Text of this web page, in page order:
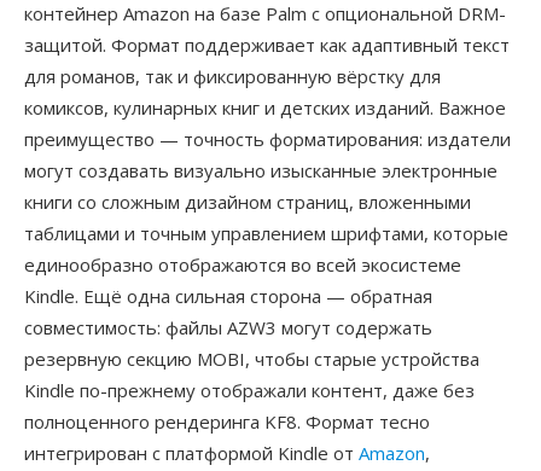
контейнер Amazon на базе Palm с опциональной DRM-
защитой. Формат поддерживает как адаптивный текст
для романов, так и фиксированную вёрстку для
комиксов, кулинарных книг и детских изданий. Важное
преимущество — точность форматирования: издатели
могут создавать визуально изысканные электронные
книги со сложным дизайном страниц, вложенными
таблицами и точным управлением шрифтами, которые
единообразно отображаются во всей экосистеме
Kindle. Ещё одна сильная сторона — обратная
совместимость: файлы AZW3 могут содержать
резервную секцию MOBI, чтобы старые устройства
Kindle по-прежнему отображали контент, даже без
полноценного рендеринга KF8. Формат тесно
интегрирован с платформой Kindle от Amazon,